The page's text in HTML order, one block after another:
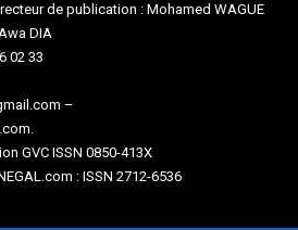
de publication : Mohamed WAGUE
DIA
02 33
–
GVC ISSN 0850-413X
: ISSN 2712-6536